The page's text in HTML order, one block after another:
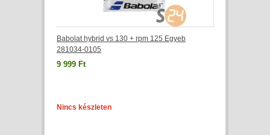
Babolat hybrid vs 130 + rpm 125 Egyeb
281034-0105
9 999 Ft
Nincs készleten